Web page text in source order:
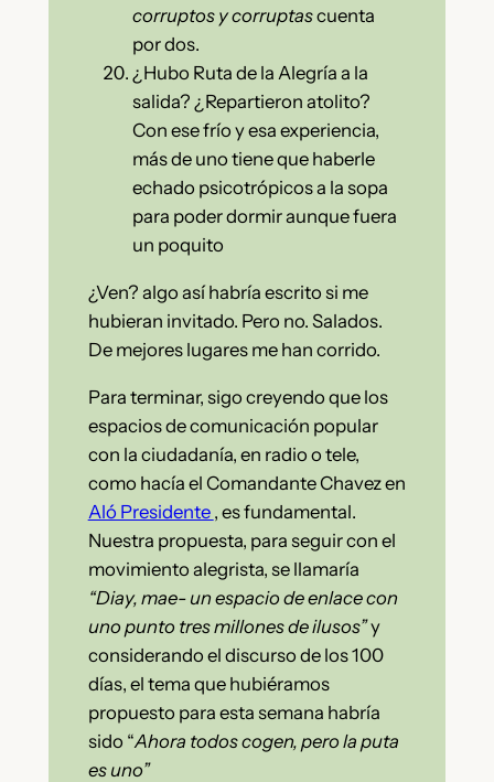
corruptos y corruptascuenta
por dos.
¿Hubo Ruta de la Alegría a la
salida? ¿Repartieron atolito?
Con ese frío y esa experiencia,
más de uno tiene que haberle
echado psicotrópicos a la sopa
para poder dormir aunque fuera
un poquito
¿Ven? algo así habría escrito si me
hubieran invitado. Pero no. Salados.
De mejores lugares me han corrido.
Para terminar, sigo creyendo que los
espacios de comunicación popular
con la ciudadanía, en radio o tele,
como hacía el Comandante Chavez en
Aló Presidente , es fundamental.
Nuestra propuesta, para seguir con el
movimiento alegrista, se llamaría
“Diay, mae- un espacio de enlace con
uno punto tres millones de ilusos”y
considerando el discurso de los 100
días, el tema que hubiéramos
propuesto para esta semana habría
sido “Ahora todos cogen, pero la puta
es uno”